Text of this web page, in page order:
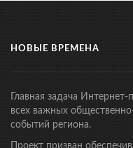
НОВЫЕ ВРЕМЕНА
Главная задача
всех важных
событий региона.
Проект призван